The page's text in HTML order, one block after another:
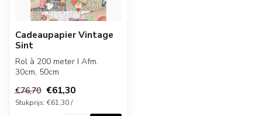
Cadeaupapier Vintage
Sint
Rol à 200 meter I Afm.
30cm, 50cm
€76,70 €61,30
Stukprijs: €61,30 /